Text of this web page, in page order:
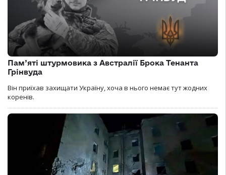
Пам’яті штурмовика з Австралії Брока Тенанта
Грінвуда
Він приїхав захищати Україну, хоча в нього немає тут жодних
коренів.